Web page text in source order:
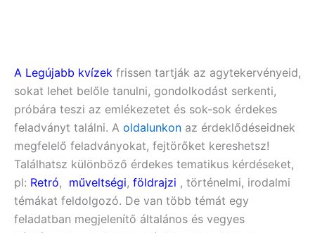
A Legújabb kvízek frissen tartják az agytekervényeid,
sokat lehet belőle tanulni, gondolkodást serkenti,
próbára teszi az emlékezetet és sok-sok érdekes
feladványt találni. A oldalunkon az érdeklődéseidnek
megfelelő feladványokat, fejtörőket kereshetsz!
Találhatsz különböző érdekes tematikus kérdéseket,
pl: Retró, műveltségi, földrajzi , történelmi, irodalmi
témákat feldolgozó. De van több témát egy
feladatban megjelenítő általános és vegyes